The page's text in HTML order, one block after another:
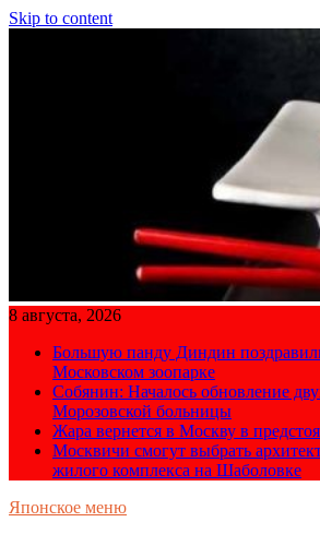
Skip to content
8 августа, 2026
Большую панду Диндин
Московском зоопарке
Собянин: Началось обновление
Морозовской больницы
Жара вернется в Москву в
Москвичи смогут выбрать
жилого комплекса на Шаболовке
Японское меню